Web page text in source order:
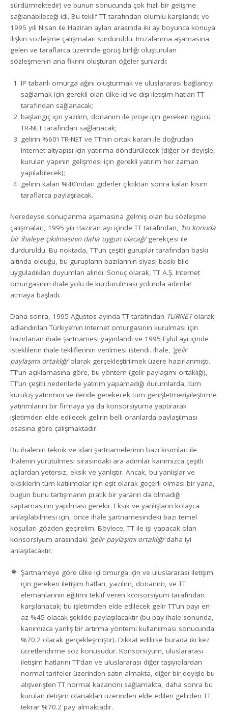
sürdürmektedir) ve bunun sonucunda çok hızlı bir gelişme
sağlanabileceği idi. Bu teklif TT tarafından olumlu karşılandı; ve
1995 yılı Nisan ile Haziran ayları arasında iki ay boyunca konuya
ilişkin sözleşme çalışmaları sürdürüldü. Imzalanma aşamasına
gelen ve taraflarca üzerinde görüş birliği oluşturulan
sözleşmenin ana fikrini oluşturan öğeler şunlardı:
IP tabanlı omurga ağını oluşturmak ve uluslararası bağlantıyı
sağlamak için gerekli olan ülke içi ve dışı iletişim hatları TT
tarafından sağlanacak;
başlangıç için yazılım, donanım ile proje için gereken işgücü
TR-NET tarafından sağlanacak;
gelirin %60’ı TR-NET ve TT’nin ortak kararı ile doğrudan
Internet altyapısı için yatırıma döndürülecek (diğer bir deyişle,
kurulan yapının gelişmesi için gerekli yatırım her zaman
yapılabilecek);
gelirin kalan %40’ından giderler çıktıktan sonra kalan kısım
taraflarca paylaşılacak.
Neredeyse sonuçlanma aşamasına gelmiş olan bu sözleşme
çalışmaları, 1995 yılı Haziran ayı içinde TT tarafından, ‘bu konuda
bir ihaleye çıkılmasının daha uygun olacağı’gerekçesi ile
durduruldu. Bu noktada, TT’un çeşitli guruplar tarafından baskı
altında olduğu, bu gurupların bazılarının siyasi baskı bile
uyguladıkları duyumları alındı. Sonuç olarak, TT A.Ş. Internet
omurgasının ihale yolu ile kurdurulması yolunda adımlar
atmaya başladı.
Daha sonra, 1995 Ağustos ayında TT tarafından TURNETolarak
adlandırılan Türkiye’nin Internet omurgasının kurulması için
hazırlanan ihale şartnamesi yayınlandı ve 1995 Eylül ayı içinde
isteklilerin ihale tekliflerinin verilmesi istendi. Ihale, ‘gelir
paylaşımı ortaklığı’olarak gerçekleştirilmek üzere hazırlanmıştı.
TT’un açıklamasına göre, bu yöntem (gelir paylaşımı ortaklığı),
TT’un çeşitli nedenlerle yatırım yapamadığı durumlarda, tüm
kuruluş yatırımını ve ileride gerekecek tüm genişletme/iyileştirme
yatırımlarını bir firmaya ya da konsorsiyuma yaptırarak
işletimden elde edilecek gelirin belli oranlarda paylaşılması
esasına göre çalışmaktadır.
Bu ihalenin teknik ve idari şartnamelerinin bazı kısımları ile
ihalenin yürütülmesi sırasındaki ara adımlar kanımızca çeşitli
açılardan yetersiz, eksik ve yanlıştır. Ancak, bu yanlışlar ve
eksiklerin tüm katılımcılar için eşit olarak geçerli olması bir yana,
bugün bunu tartışmanın pratik bir yararın da olmadığı
saptamasının yapılması gerekir. Eksik ve yanlışların kolayca
anlaşılabilmesi için, önce ihale şartnamesindeki bazı temel
koşulları gözden geçirelim. Böylece, TT ile işi yapacak olan
konsorsiyum arasındaki ‘gelir paylaşımı ortaklığı’daha iyi
anlaşılacaktır.
Şartnameye göre ülke içi omurga için ve uluslararası iletişim
için gereken iletişim hatları, yazılım, donanım, ve TT
elemanlarının eğitimi teklif veren konsorsiyum tarafından
karşılanacak; bu işletimden elde edilecek gelir TT’un payı en
az %45 olacak şekilde paylaşılacaktır (bu pay ihale sonunda,
kanımızca yanlış bir artırma yöntemi kullanılması sonucunda
%70.2 olarak gerçekleşmiştir). Dikkat edilirse burada iki kez
ücretlendirme söz konusudur. Konsorsiyum, uluslararası
iletişim hatlarını TT’dan ve uluslararası diğer taşıyıcılardan
normal tarifeler üzerinden satın almakta, diğer bir deyişle bu
alışverişten TT normal kazancını sağlamakta, daha sonra bu
kurulan iletişim olanakları üzerinden elde edilen gelirden TT
tekrar %70.2 pay almaktadır.